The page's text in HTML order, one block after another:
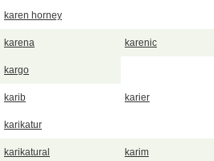
karen horney
karena karenic
kargo
karib karier
karikatur
karikatural karim